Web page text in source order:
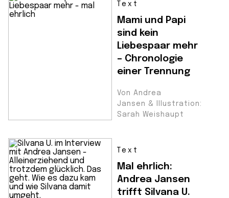
Text
Mami und Papi
sind kein
Liebespaar mehr
– Chronologie
einer Trennung
Von Andrea
Jansen & Illustration:
Sarah Weishaupt
Text
Mal ehrlich:
Andrea Jansen
trifft Silvana U.